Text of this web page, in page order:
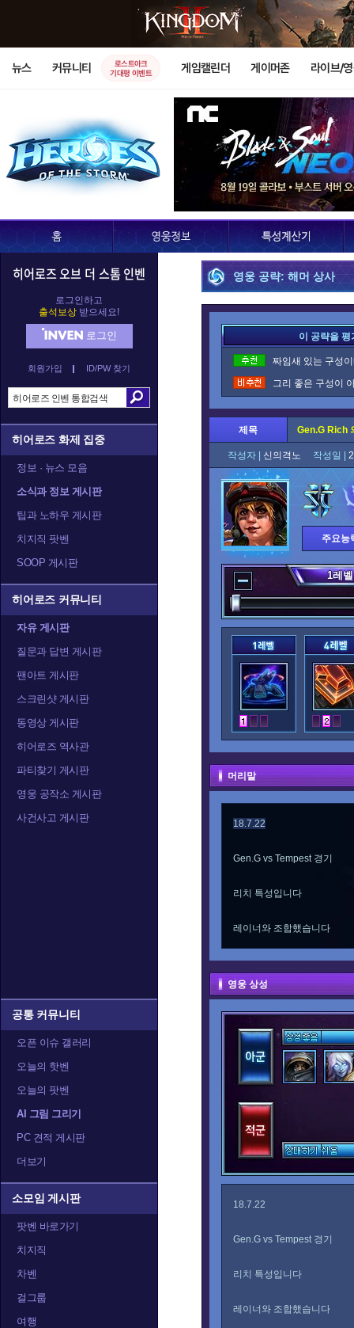
뉴스 커뮤니티
로스트아크
기대평 이벤트
게임캘린더 게이머존 라이브/
히어로즈 오브 더 스톰 인벤
로그인하고
출석보상 받으세요!
로그인
회원가입 ID/PW 찾기
히어로즈 화제 집중
정보 · 뉴스 모음
소식과 정보 게시판
팁과 노하우 게시판
치지직 팟벤
SOOP 게시판
히어로즈 커뮤니티
자유 게시판
질문과 답변 게시판
팬아트 게시판
스크린샷 게시판
동영상 게시판
히어로즈 역사관
파티찾기 게시판
영웅 공작소 게시판
사건사고 게시판
공통 커뮤니티
오픈 이슈 갤러리
오늘의 핫벤
오늘의 팟벤
AI 그림 그리기
PC 견적 게시판
더보기
소모임 게시판
팟벤 바로가기
치지직
차벤
걸그룹
여행
영웅 공략: 해머 상사
이 공략을
짜임새 있는 구성
그리 좋은 구성이
제목 Gen.G Rich
작성자 | 신의격노 작성일 |
주요능
1레벨
머리말
18.7.22
Gen.G vs Tempest 경기
리치 특성입니다
레이너와 조합했습니다
영웅 상성
18.7.22
Gen.G vs Tempest 경기
리치 특성입니다
레이너와 조합했습니다